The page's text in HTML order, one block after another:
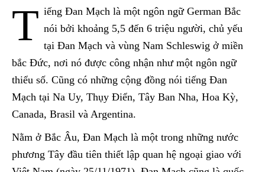
T iếng Đan Mạch là một ngôn ngữ German Bắc
nói bởi khoảng 5,5 đến 6 triệu người, chủ yếu
tại Đan Mạch và vùng Nam Schleswig ở miền
bắc Đức, nơi nó được công nhận như một ngôn ngữ
thiểu số. Cũng có những cộng đồng nói tiếng Đan
Mạch tại Na Uy, Thụy Điển, Tây Ban Nha, Hoa Kỳ,
Canada, Brasil và Argentina.
Nằm ở Bắc Âu, Đan Mạch là một trong những nước
phương Tây đầu tiên thiết lập quan hệ ngoại giao với